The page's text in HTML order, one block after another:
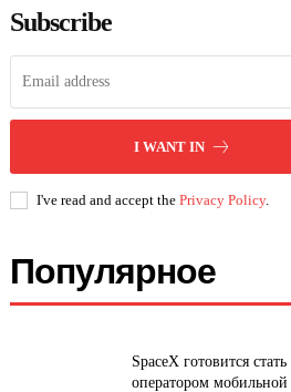
Subscribe
I WANT IN
I've read and accept thePrivacy Policy.
Популярное
SpaceX готовится стать
оператором мобильной